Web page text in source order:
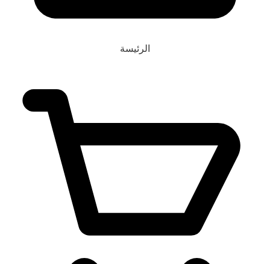
الرئيسة